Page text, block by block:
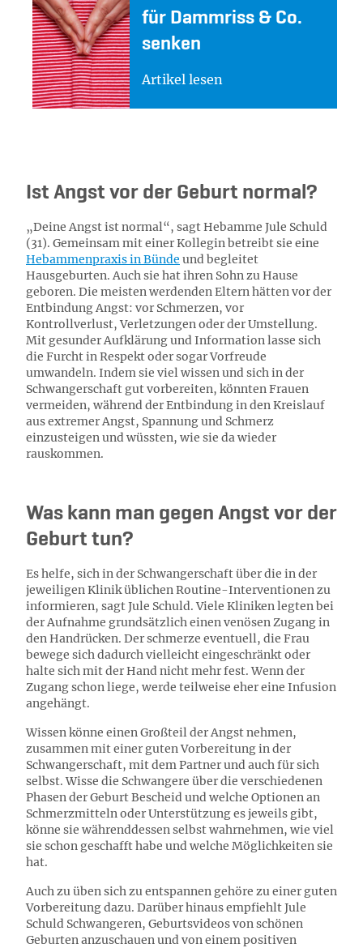
für Damm­riss & Co.
sen­ken
Artikel lesen
Ist Angst vor der Geburt normal?
„Deine Angst ist normal“, sagt Hebamme Jule Schuld
(31). Gemeinsam mit einer Kollegin betreibt sie eine
Hebammenpraxis in Bünde und begleitet
Hausgeburten. Auch sie hat ihren Sohn zu Hause
geboren. Die meisten werdenden Eltern hätten vor der
Entbindung Angst: vor Schmerzen, vor
Kontrollverlust, Verletzungen oder der Umstellung.
Mit gesunder Aufklärung und Information lasse sich
die Furcht in Respekt oder sogar Vorfreude
umwandeln. Indem sie viel wissen und sich in der
Schwangerschaft gut vorbereiten, könnten Frauen
vermeiden, während der Entbindung in den Kreislauf
aus extremer Angst, Spannung und Schmerz
einzusteigen und wüssten, wie sie da wieder
rauskommen.
Was kann man gegen Angst vor der
Geburt tun?
Es helfe, sich in der Schwangerschaft über die in der
jeweiligen Klinik üblichen Routine-Interventionen zu
informieren, sagt Jule Schuld. Viele Kliniken legten bei
der Aufnahme grundsätzlich einen venösen Zugang in
den Handrücken. Der schmerze eventuell, die Frau
bewege sich dadurch vielleicht eingeschränkt oder
halte sich mit der Hand nicht mehr fest. Wenn der
Zugang schon liege, werde teilweise eher eine Infusion
angehängt.
Wissen könne einen Großteil der Angst nehmen,
zusammen mit einer guten Vorbereitung in der
Schwangerschaft, mit dem Partner und auch für sich
selbst. Wisse die Schwangere über die verschiedenen
Phasen der Geburt Bescheid und welche Optionen an
Schmerzmitteln oder Unterstützung es jeweils gibt,
könne sie währenddessen selbst wahrnehmen, wie viel
sie schon geschafft habe und welche Möglichkeiten sie
hat.
Auch zu üben sich zu entspannen gehöre zu einer guten
Vorbereitung dazu. Darüber hinaus empfiehlt Jule
Schuld Schwangeren, Geburtsvideos von schönen
Geburten anzuschauen und von einem positiven